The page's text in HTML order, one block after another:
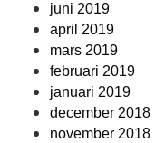
juni 2019
april 2019
mars 2019
februari 2019
januari 2019
december 2018
november 2018